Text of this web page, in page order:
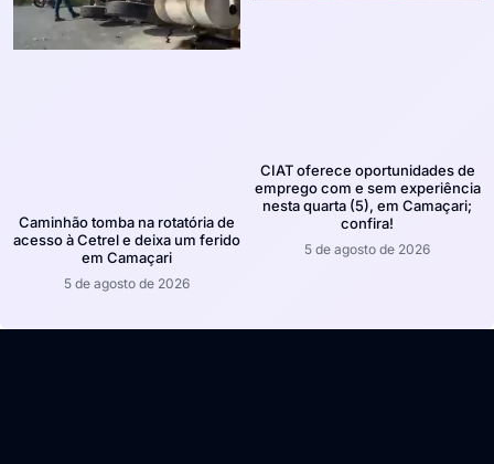
Caminhão tomba na rotatória de
acesso à Cetrel e deixa um ferido
em Camaçari
5 de agosto de 2026
CIAT oferece oportunidades de
emprego com e sem experiência
nesta quarta (5), em Camaçari;
confira!
5 de agosto de 2026